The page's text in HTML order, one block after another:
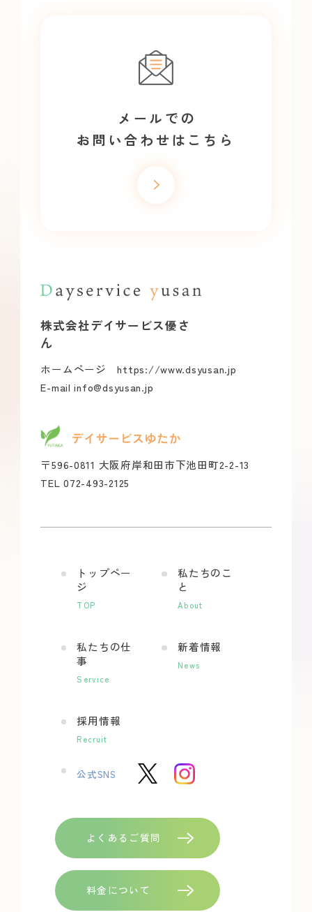
メールでの
お問い合わせはこちら
株式会社デイサービス優さ
ん
ホームページ https://www.dsyusan.jp
E-mail info@dsyusan.jp
〒596-0811 大阪府岸和田市下池田町2-2-13
TEL 072-493-2125
トップペー
ジ
TOP
私たちの仕
事
Service
採用情報
Recruit
私たちのこ
と
About
新着情報
News
公式SNS
よくあるご質問
料金について